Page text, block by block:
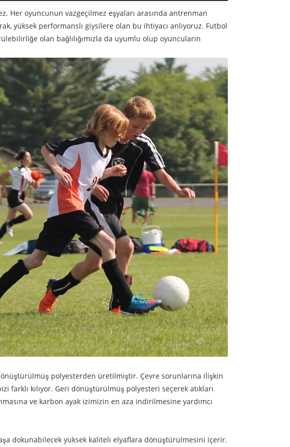
Her oyuncunun vazgeçilmez eşyaları arasında antrenman
yüksek performanslı giysilere olan bu ihtiyacı anlıyoruz. Futbol
olan bağlılığımızla da uyumlu olup oyuncuların
polyesterden üretilmiştir. Çevre sorunlarına ilişkin
farklı kılıyor. Geri dönüştürülmüş polyesteri seçerek atıkları
ve karbon ayak izimizin en aza indirilmesine yardımcı
dokunabilecek yüksek kaliteli elyaflara dönüştürülmesini içerir.